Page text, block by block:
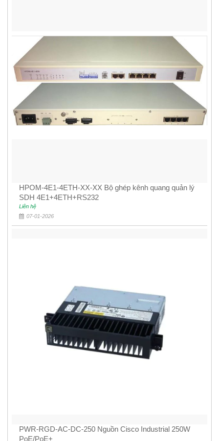
HPOM-4E1-4ETH-XX-XX Bộ ghép kênh quang quản lý
SDH 4E1+4ETH+RS232
Liên hệ
07-01-2026
PWR-RGD-AC-DC-250 Nguồn Cisco Industrial 250W
PoE/PoE+